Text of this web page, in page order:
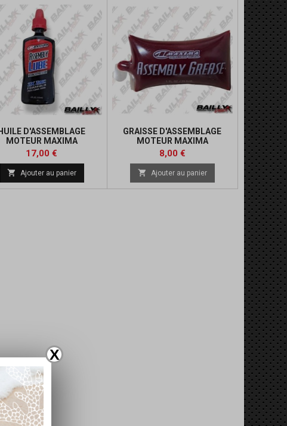
X
D'ASSEMBLAGE
MOTEUR MAXIMA
Prix
17,00 €
 Ajouter au panier
GRAISSE D'ASSEMBLAGE
MOTEUR MAXIMA
Prix
8,00 €
 Ajouter au panier